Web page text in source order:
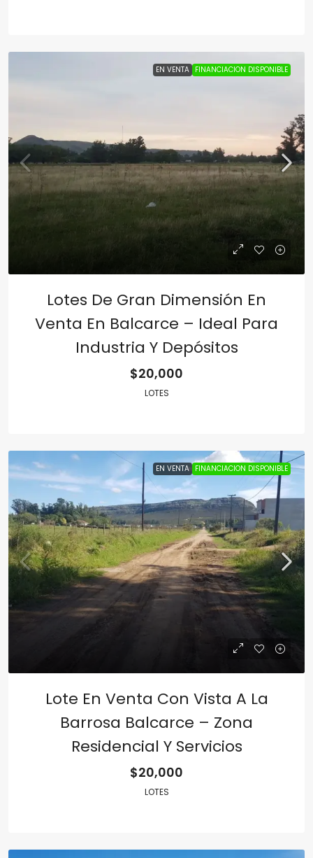
EN VENTA FINANCIACION DISPONIBLE
Lotes De Gran Dimensión En
Venta En Balcarce – Ideal Para
Industria Y Depósitos
$20,000
LOTES
EN VENTA FINANCIACION DISPONIBLE
Lote En Venta Con Vista A La
Barrosa Balcarce – Zona
Residencial Y Servicios
$20,000
LOTES